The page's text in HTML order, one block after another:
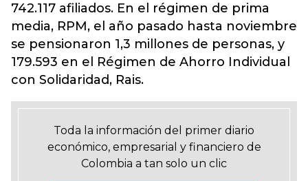
742.117 afiliados. En el régimen de prima
media, RPM, el año pasado hasta noviembre
se pensionaron 1,3 millones de personas, y
179.593 en el Régimen de Ahorro Individual
con Solidaridad, Rais.
Toda la información del primer diario
económico, empresarial y financiero de
Colombia a tan solo un clic